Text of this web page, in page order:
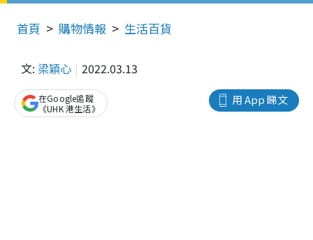
首頁 購物情報 生活百貨
文: 梁穎心 2022.03.13
用 App 睇文
在Google追蹤
《UHK 港生活》